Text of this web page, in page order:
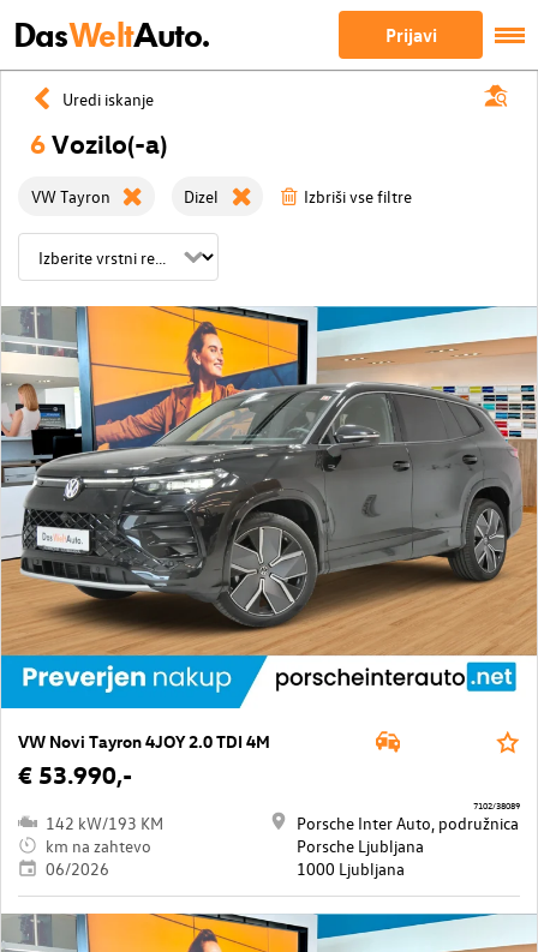
DasWeltAuto. Prijavi
Uredi iskanje
6Vozilo(-a)
VW Tayron Dizel Izbriši vse filtre
VW Novi Tayron 4JOY 2.0 TDI 4M
€ 53.990,-
142 kW/193 KM
km na zahtevo
06/2026
Porsche Inter Auto, podružnica
Porsche Ljubljana
1000 Ljubljana
7102/38089